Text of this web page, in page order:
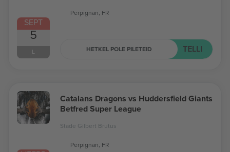
SEPT
5
L
Perpignan, FR
HETKEL POLE PILETEID TELLI
Catalans Dragons vs Huddersfield Giants
Betfred Super League
Stade Gilbert Brutus
Perpignan, FR